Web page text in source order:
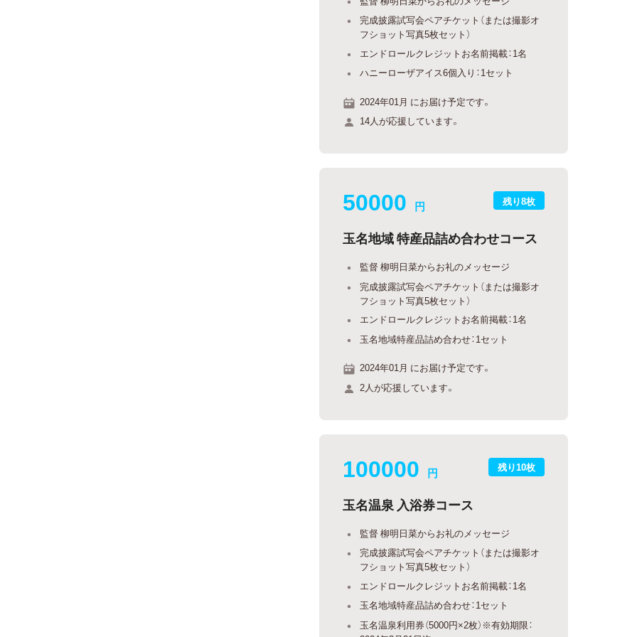
完成披露試写会ペアチケット（または撮影オ
フショット写真5枚セット）
エンドロールクレジットお名前掲載：1名
ハニーローザアイス6個入り：1セット
2024年01月 にお届け予定です。
14人が応援しています。
残り8枚
50000 円
玉名地域 特産品詰め合わせコース
監督 柳明日菜からお礼のメッセージ
完成披露試写会ペアチケット（または撮影オ
フショット写真5枚セット）
エンドロールクレジットお名前掲載：1名
玉名地域特産品詰め合わせ：1セット
2024年01月 にお届け予定です。
2人が応援しています。
残り10枚
100000 円
玉名温泉 入浴券コース
監督 柳明日菜からお礼のメッセージ
完成披露試写会ペアチケット（または撮影オ
フショット写真5枚セット）
エンドロールクレジットお名前掲載：1名
玉名地域特産品詰め合わせ：1セット
玉名温泉利用券（5000円×2枚）※有効期限：